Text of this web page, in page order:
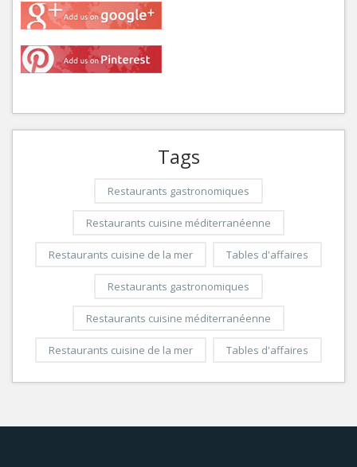
Tags
Restaurants gastronomiques
Restaurants cuisine méditerranéenne
Restaurants cuisine de la mer Tables d'affaires
Restaurants gastronomiques
Restaurants cuisine méditerranéenne
Restaurants cuisine de la mer Tables d'affaires